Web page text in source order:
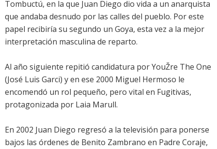
Tombuctú, en la que Juan Diego dio vida a un anarquista
que andaba desnudo por las calles del pueblo. Por este
papel recibiría su segundo un Goya, esta vez a la mejor
interpretación masculina de reparto.
Al año siguiente repitió candidatura por YouŽre The One
(José Luis Garci) y en ese 2000 Miguel Hermoso le
encomendó un rol pequeño, pero vital en Fugitivas,
protagonizada por Laia Marull.
En 2002 Juan Diego regresó a la televisión para ponerse
bajos las órdenes de Benito Zambrano en Padre Coraje,